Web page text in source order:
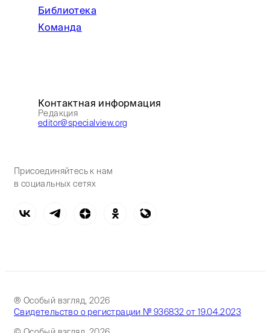
Библиотека
Команда
Контактная информация
Редакция
editor@specialview.org
Присоединяйтесь к нам
в социальных сетях
® Особый взгляд, 2026
Свидетельство о регистрации № 936832 от 19.04.2023